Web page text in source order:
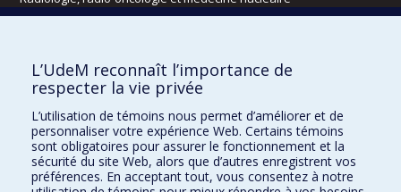
Kinésiologie et des sciences de l’activité physique
Orthophonie et audiologie
Réadaptation
Directions
DPC
L’UdeM reconnaît l’importance de
respecter la vie privée
L’utilisation de témoins nous permet d’améliorer et de
personnaliser votre expérience Web. Certains témoins
sont obligatoires pour assurer le fonctionnement et la
sécurité du site Web, alors que d’autres enregistrent vos
préférences. En acceptant tout, vous consentez à notre